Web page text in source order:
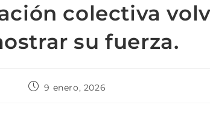
colectiva
su fuerza.
9 enero, 2026